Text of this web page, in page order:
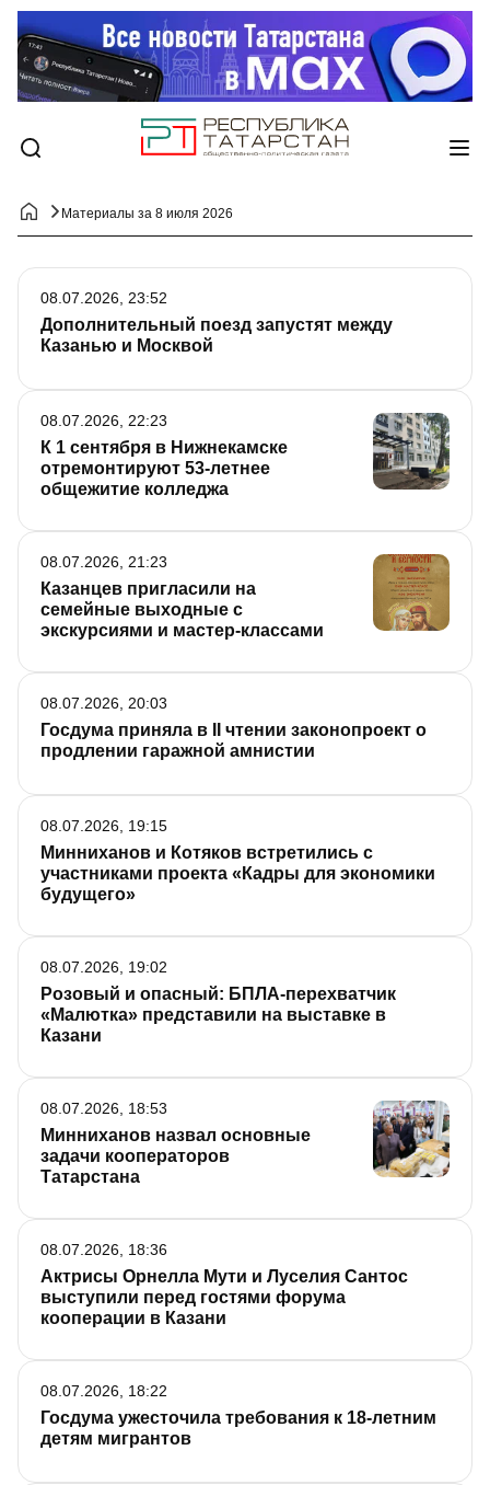
Материалы за 8 июля 2026
Дополнительный поезд запустят между
Казанью и Москвой
08.07.2026, 23:52
К 1 сентября в Нижнекамске
отремонтируют 53-летнее
общежитие колледжа
08.07.2026, 22:23
Казанцев пригласили на
семейные выходные с
экскурсиями и мастер-классами
08.07.2026, 21:23
Госдума приняла в II чтении законопроект о
продлении гаражной амнистии
08.07.2026, 20:03
Минниханов и Котяков встретились с
участниками проекта «Кадры для экономики
будущего»
08.07.2026, 19:15
Розовый и опасный: БПЛА-перехватчик
«Малютка» представили на выставке в
Казани
08.07.2026, 19:02
Минниханов назвал основные
задачи кооператоров
Татарстана
08.07.2026, 18:53
Актрисы Орнелла Мути и Луселия Сантос
выступили перед гостями форума
кооперации в Казани
08.07.2026, 18:36
Госдума ужесточила требования к 18-летним
детям мигрантов
08.07.2026, 18:22